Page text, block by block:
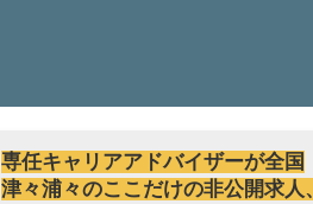
専任キャリアアドバイザーが全国
津々浦々のここだけの非公開求人、